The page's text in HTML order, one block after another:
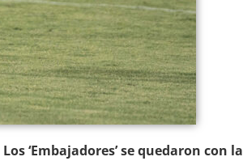
Los ‘Embajadores’ se quedaron con la